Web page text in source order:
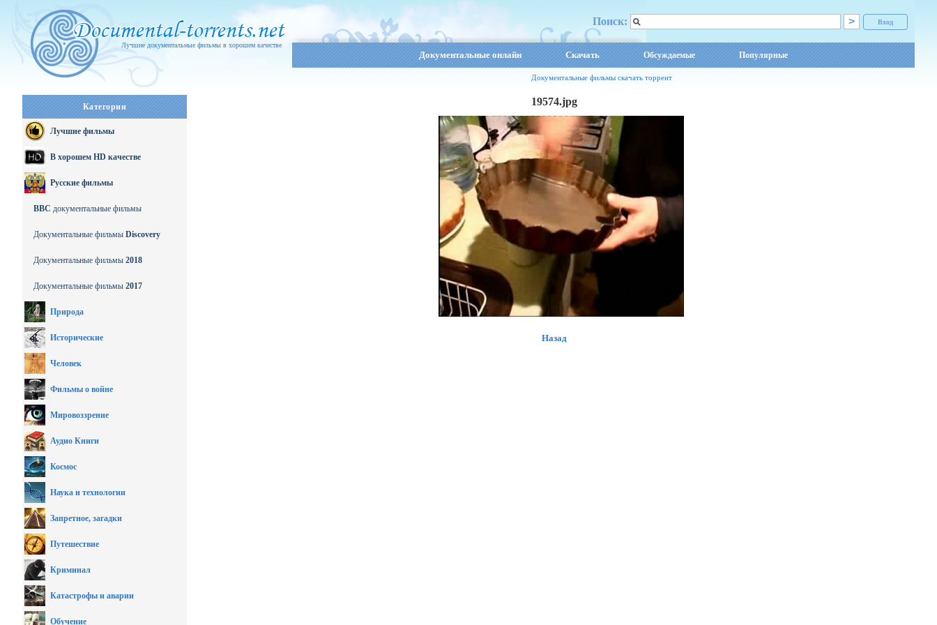
Лучшие документальные фильмы в хорошем качестве
Вход
Поиск:
Документальные онлайн Скачать Обсуждаемые Популярные
Документальные фильмы скачать торрент
Категории
Лучшие фильмы
В хорошем HD качестве
Русские фильмы
BBC документальные фильмы
Документальные фильмы Discovery
Документальные фильмы 2018
Документальные фильмы 2017
Природа
Исторические
Человек
Фильмы о войне
Мировоззрение
Аудио Книги
Космос
Наука и технологии
Запретное, загадки
Путешествие
Криминал
Катастрофы и аварии
Обучение
19574.jpg
Назад